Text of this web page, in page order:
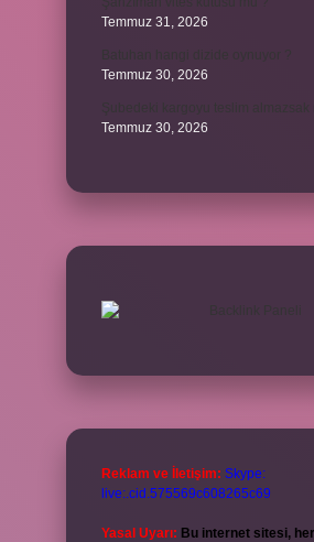
Temmuz 31, 2026
Temmuz 30, 2026
Temmuz 30, 2026
Reklam ve İletişim: Skype:
live:.cid.575569c608265c69
Yasal Uyarı: Bu internet sitesi,